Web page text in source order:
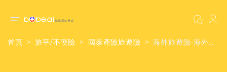
首頁 旅平/不便險 國泰產險旅遊險 海外旅遊險-海外輕鬆型